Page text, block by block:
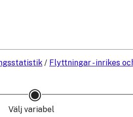
/ Flyttningar - inrikes
Välj variabel